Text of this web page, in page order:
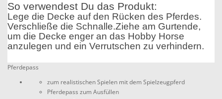
So verwendest Du das Produkt:
Lege die Decke auf den Rücken des Pferdes.
Verschließe die Schnalle.Ziehe am Gurtende,
um die Decke enger an das Hobby Horse
anzulegen und ein Verrutschen zu verhindern.
Pferdepass
zum realistischen Spielen mit dem Spielzeugpferd
Pferdepass zum Ausfüllen